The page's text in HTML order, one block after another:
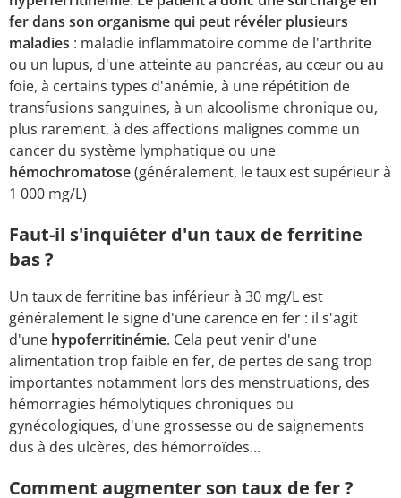
fer dans son organisme qui peut révéler plusieurs
maladies : maladie inflammatoire comme de l'arthrite
ou un lupus, d'une atteinte au pancréas, au cœur ou au
foie, à certains types d'anémie, à une répétition de
transfusions sanguines, à un alcoolisme chronique ou,
plus rarement, à des affections malignes comme un
cancer du système lymphatique ou une
hémochromatose(généralement, le taux est supérieur à
1 000 mg/L)
Faut-il s'inquiéter d'un taux de ferritine
bas ?
Un taux de ferritine bas inférieur à 30 mg/L est
généralement le signe d'une carence en fer : il s'agit
d'une hypoferritinémie. Cela peut venir d'une
alimentation trop faible en fer, de pertes de sang trop
importantes notamment lors des menstruations, des
hémorragies hémolytiques chroniques ou
gynécologiques, d'une grossesse ou de saignements
dus à des ulcères, des hémorroïdes...
Comment augmenter son taux de fer ?